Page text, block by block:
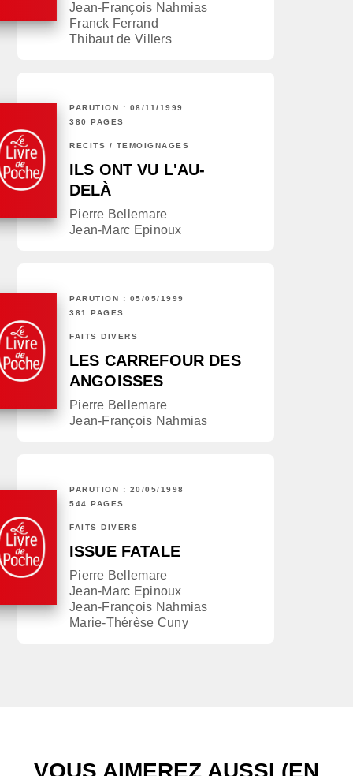
Jean-François Nahmias
Franck Ferrand
Thibaut de Villers
PARUTION : 08/11/1999
380 PAGES
RÉCITS / TÉMOIGNAGES
ILS ONT VU L'AU-
DELÀ
Pierre Bellemare
Jean-Marc Epinoux
PARUTION : 05/05/1999
381 PAGES
FAITS DIVERS
LES CARREFOUR DES
ANGOISSES
Pierre Bellemare
Jean-François Nahmias
PARUTION : 20/05/1998
544 PAGES
FAITS DIVERS
ISSUE FATALE
Pierre Bellemare
Jean-Marc Epinoux
Jean-François Nahmias
Marie-Thérèse Cuny